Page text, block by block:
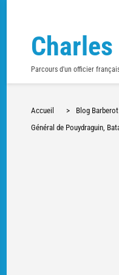
Parcours d'un officier
Accueil > Blog Barberot
Général de Pouydraguin,